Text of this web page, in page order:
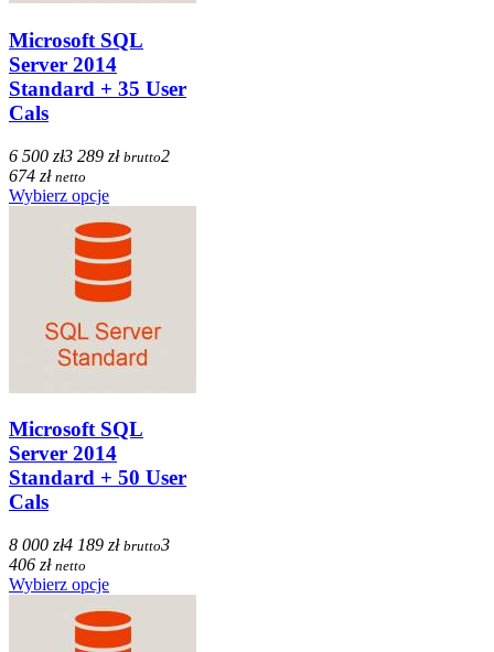
Microsoft SQL
Server 2014
Standard + 35 User
Cals
6 500 zł3 289 zł brutto2
674 zł netto
Wybierz opcje
Microsoft SQL
Server 2014
Standard + 50 User
Cals
8 000 zł4 189 zł brutto3
406 zł netto
Wybierz opcje